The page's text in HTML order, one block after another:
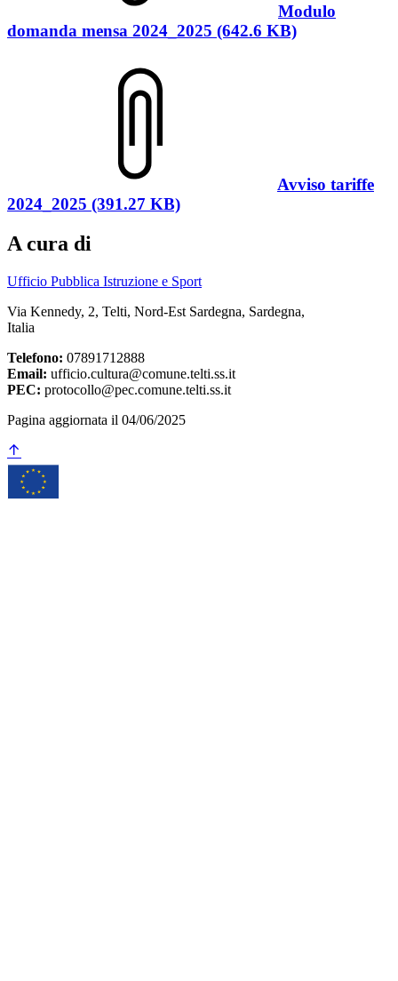
Modulo
domanda mensa 2024_2025 (642.6 KB)
Avviso tariffe
2024_2025 (391.27 KB)
A cura di
Ufficio Pubblica Istruzione e Sport
Via Kennedy, 2, Telti, Nord-Est Sardegna, Sardegna,
Italia
Telefono: 07891712888
Email: ufficio.cultura@comune.telti.ss.it
PEC: protocollo@pec.comune.telti.ss.it
Pagina aggiornata il 04/06/2025